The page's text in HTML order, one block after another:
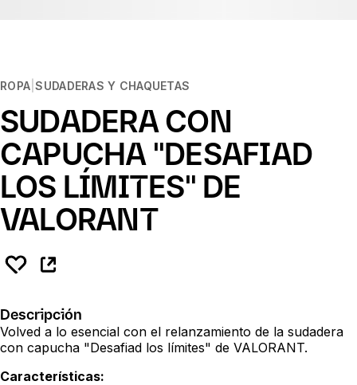
ROPA SUDADERAS Y CHAQUETAS
SUDADERA CON
CAPUCHA "DESAFIAD
LOS LÍMITES" DE
VALORANT
Descripción
Volved a lo esencial con el relanzamiento de la sudadera
con capucha "Desafiad los límites" de VALORANT.
Características: